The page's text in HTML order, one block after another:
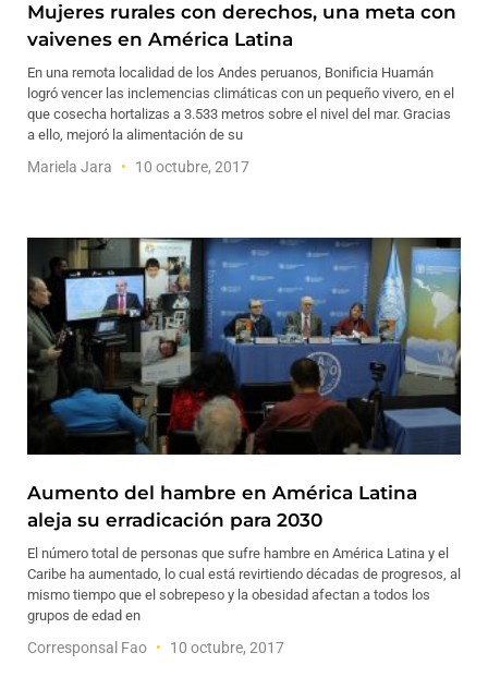
Mujeres rurales con derechos, una meta con
vaivenes en América Latina
En una remota localidad de los Andes peruanos, Bonificia Huamán
logró vencer las inclemencias climáticas con un pequeño vivero, en el
que cosecha hortalizas a 3.533 metros sobre el nivel del mar. Gracias
a ello, mejoró la alimentación de su
Mariela Jara 10 octubre, 2017
Aumento del hambre en América Latina
aleja su erradicación para 2030
El número total de personas que sufre hambre en América Latina y el
Caribe ha aumentado, lo cual está revirtiendo décadas de progresos, al
mismo tiempo que el sobrepeso y la obesidad afectan a todos los
grupos de edad en
Corresponsal Fao 10 octubre, 2017